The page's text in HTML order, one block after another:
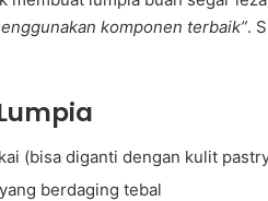
komponen terbaik”.
(bisa diganti dengan kulit
berdaging tebal